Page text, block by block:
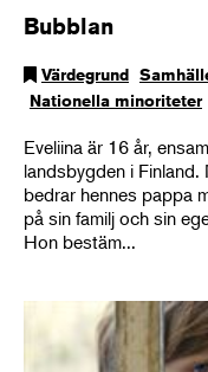
Bubblan
Värdegrund
Nationella minoriteter
Eveliina är 16 år,
landsbygden i Finland.
bedrar hennes pappa
på sin familj och sin
Hon bestäm...